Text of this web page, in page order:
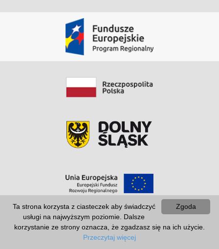
Zgoda
Ta strona korzysta z ciasteczek aby świadczyć
usługi na najwyższym poziomie. Dalsze
korzystanie ze strony oznacza, że zgadzasz się na ich użycie.
Przeczytaj więcej